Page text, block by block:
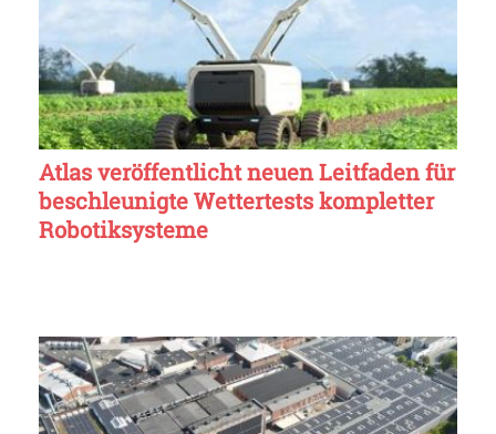
Atlas veröffentlicht neuen Leitfaden für
beschleunigte Wettertests kompletter
Robotiksysteme